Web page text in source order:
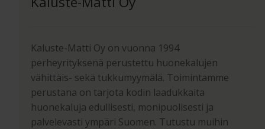
Kaluste-Matti Oy on vuonna 1994
perheyrityksenä perustettu huonekalujen
vähittäis- sekä tukkumyymälä. Toimintamme
perustana on tarjota kodin laadukkaita
huonekaluja edullisesti, monipuolisesti ja
palvelevasti ympäri Suomen. Tutustu muihin